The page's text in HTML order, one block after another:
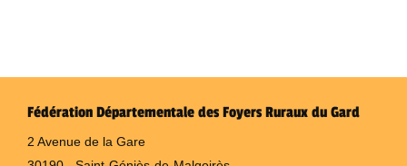
Fédération Départementale des Foyers Ruraux du Gard
2 Avenue de la Gare